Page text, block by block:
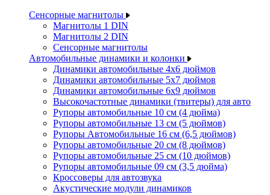
Сенсорные магнитолы
Магнитолы 1 DIN
Магнитолы 2 DIN
Сенсорные магнитолы
Автомобильные динамики и колонки
Динамики автомобильные 4x6 дюймов
Динамики автомобильные 5x7 дюймов
Динамики автомобильные 6x9 дюймов
Высокочастотные динамики (твитеры) для авто
Рупоры автомобильные 10 см (4 дюйма)
Рупоры автомобильные 13 см (5 дюймов)
Рупоры Автомобильные 16 см (6,5 дюймов)
Рупоры автомобильные 20 см (8 дюймов)
Рупоры автомобильные 25 см (10 дюймов)
Рупоры автомобильные 09 см (3,5 дюйма)
Кроссоверы для автозвука
Акустические модули динамиков